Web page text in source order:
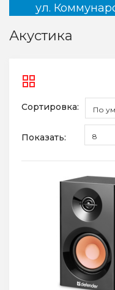
ул.
Акустика
Сортировка: По
Показать: 8